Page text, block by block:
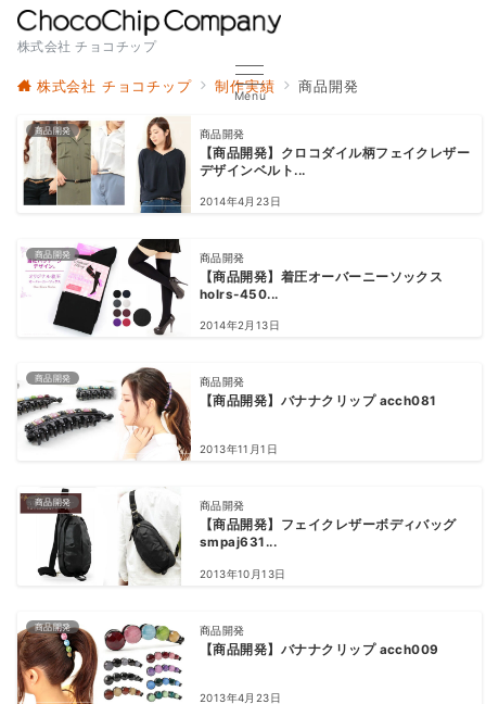
株式会社 チョコチップ
Menu
株式会社 チョコチップ 制作実績 商品開発
商品開発 商品開発
【商品開発】クロコダイル柄フェイクレザー
デザインベルト...
2014年4月23日
商品開発 商品開発
【商品開発】着圧オーバーニーソックス
holrs-450...
2014年2月13日
商品開発 商品開発
【商品開発】バナナクリップ acch081
2013年11月1日
商品開発 商品開発
【商品開発】フェイクレザーボディバッグ
smpaj631...
2013年10月13日
商品開発 商品開発
【商品開発】バナナクリップ acch009
2013年4月23日